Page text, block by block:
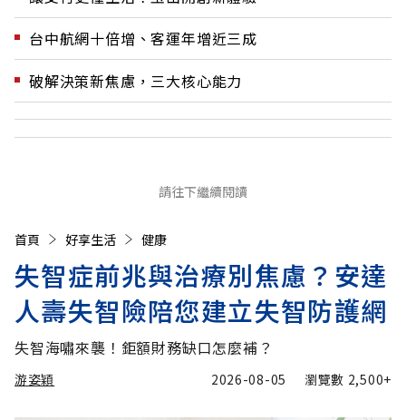
台中航網十倍增、客運年增近三成
破解決策新焦慮，三大核心能力
請往下繼續閱讀
首頁 好享生活 健康
失智症前兆與治療別焦慮？安達
人壽失智險陪您建立失智防護網
失智海嘯來襲！鉅額財務缺口怎麼補？
游姿穎 2026-08-05 瀏覽數 2,500+